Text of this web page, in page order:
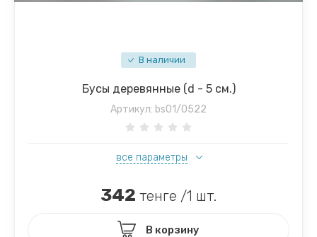
В наличии
Бусы деревянные (d - 5 см.)
Артикул: bs01/0522
все параметры
342 тенге /1 шт.
В корзину